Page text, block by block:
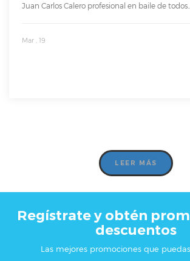
Juan Carlos Calero profesional en baile de todos...
Mar , 19
LEER MÁS
Regístrate y obtén
descuentos
Las mejores promociones que